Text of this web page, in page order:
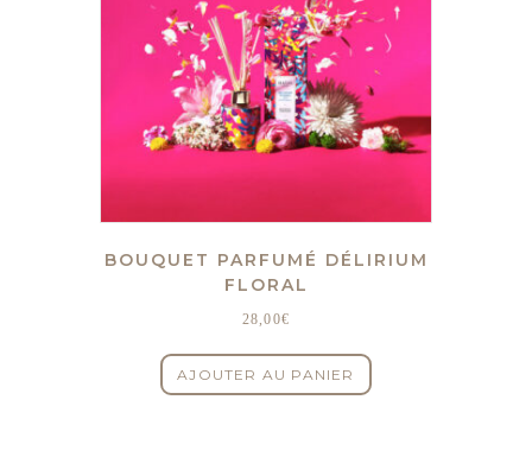
BOUQUET PARFUMÉ DÉLIRIUM
FLORAL
28,00€
AJOUTER AU PANIER